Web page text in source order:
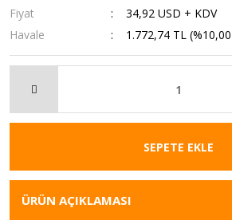
Fiyat
34,92 USD + KDV
Havale
1.772,74 TL
SEPETE EKLE
ÜRÜN AÇIKLAMASI